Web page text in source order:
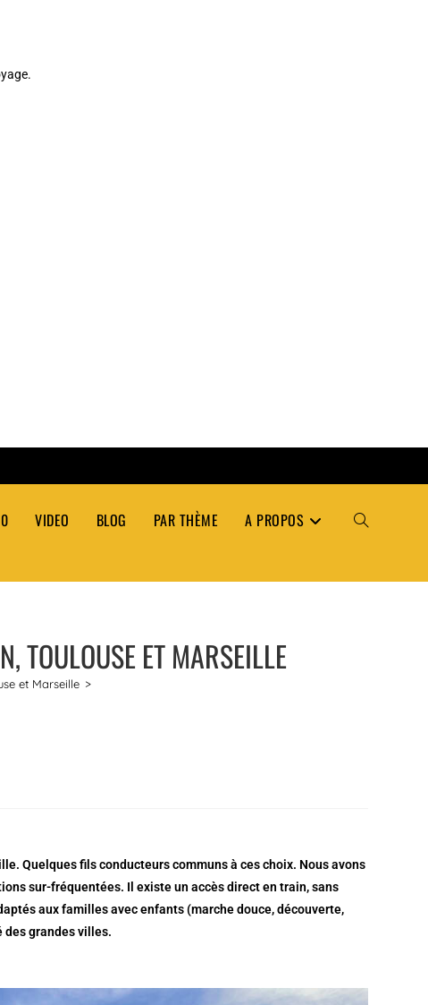
VIDEO BLOG PAR THÈME A PROPOS TOGGLE
TOULOUSE ET MARSEILLE
et Marseille >
Quelques fils conducteurs communs à ces choix. Nous avons
sur-fréquentées. Il existe un accès direct en train, sans
aux familles avec enfants (marche douce, découverte,
des grandes villes.